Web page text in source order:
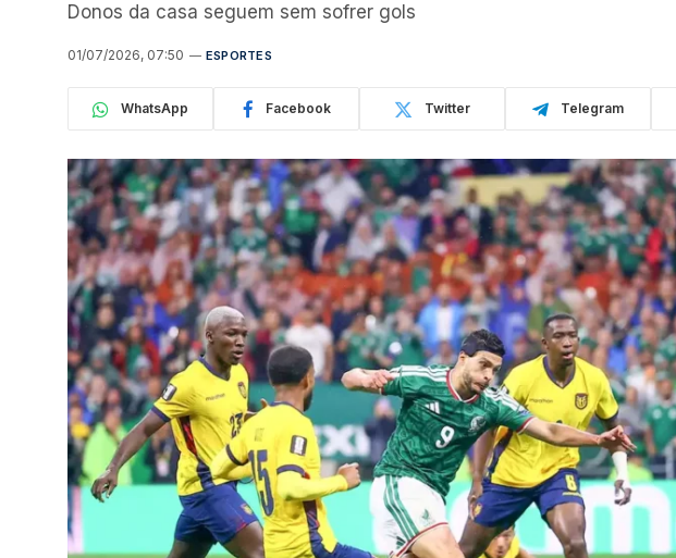
Donos da casa seguem sem sofrer gols
01/07/2026, 07:50 ESPORTES
WhatsApp Facebook Twitter Telegram